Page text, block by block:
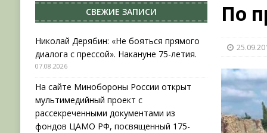
[ 04.08.2026 ] Район плавания – неограничен
[ 04.08.2026 ]
НОВОСТИ
[ 31.07.2026 ] АВГУСТ В ВОЕННОЙ ИСТОРИИ
[ 07.08.2026 ]
Николай Дерябин: «Не бояться
По
СВЕЖИЕ ЗАПИСИ
Николай Дерябин: «Не бояться прямого
диалога с прессой». Накануне 75-летия.
07.08.2026
На сайте Минобороны России открыт
мультимедийный проект с
рассекреченными документами из
фондов ЦАМО РФ, посвященный 175-